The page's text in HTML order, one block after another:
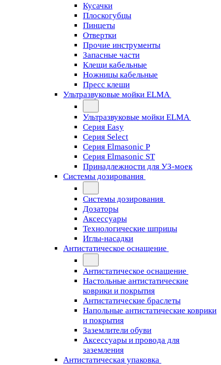
Кусачки
Плоскогубцы
Пинцеты
Отвертки
Прочие инструменты
Запасные части
Клещи кабельные
Ножницы кабельные
Пресс клещи
Ультразвуковые мойки ELMA
Ультразвуковые мойки ELMA
Серия Easy
Серия Select
Серия Elmasonic P
Серия Elmasonic ST
Принадлежности для УЗ-моек
Системы дозирования
Системы дозирования
Дозаторы
Аксессуары
Технологические шприцы
Иглы-насадки
Антистатическое оснащение
Антистатическое оснащение
Настольные антистатические
коврики и покрытия
Антистатические браслеты
Напольные антистатические коврики
и покрытия
Заземлители обуви
Аксессуары и провода для
заземления
Антистатическая упаковка